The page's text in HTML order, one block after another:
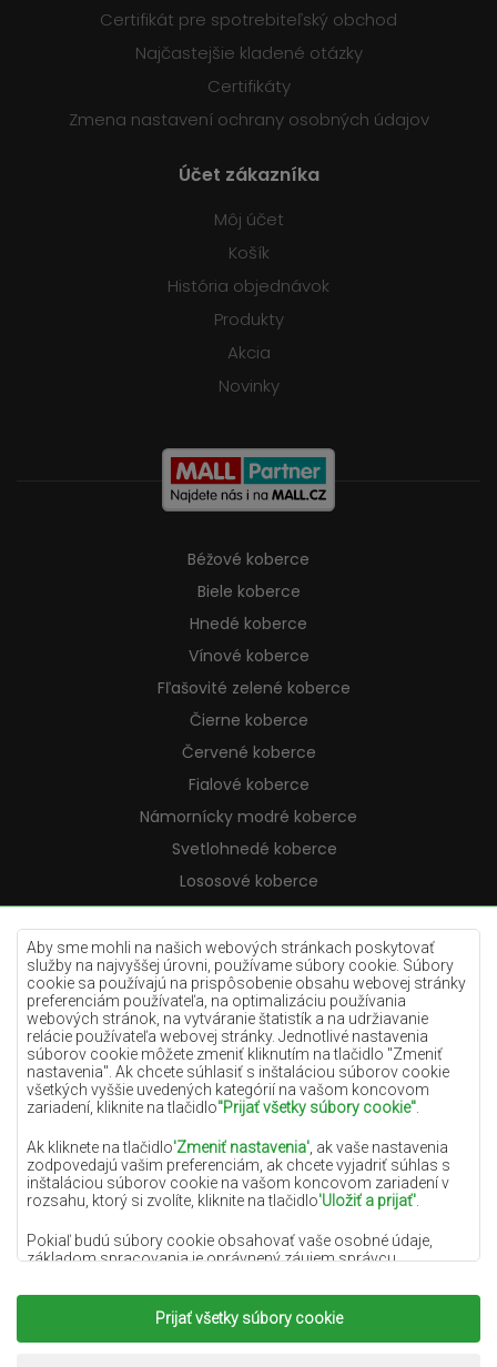
Aby sme mohli na našich webových stránkach poskytovať
služby na najvyššej úrovni, používame súbory cookie. Súbory
cookie sa používajú na prispôsobenie obsahu webovej stránky
preferenciám používateľa, na optimalizáciu používania
webových stránok, na vytváranie štatistík a na udržiavanie
relácie používateľa webovej stránky. Jednotlivé nastavenia
súborov cookie môžete zmeniť kliknutím na tlačidlo "Zmeniť
nastavenia". Ak chcete súhlasiť s inštaláciou súborov cookie
všetkých vyššie uvedených kategórií na vašom koncovom
zariadení, kliknite na tlačidlo"Prijať všetky súbory cookie"
Ak kliknete na tlačidlo'Zmeniť nastavenia' , ak vaše nastavenia
zodpovedajú vašim preferenciám, ak chcete vyjadriť súhlas s
inštaláciou súborov cookie na vašom koncovom zariadení v
rozsahu, ktorý si zvolíte, kliknite na tlačidlo'Uložiť a prijať'
Pokiaľ budú súbory cookie obsahovať vaše osobné údaje,
základom spracovania je oprávnený záujem správcu
podobe poskytovania vysokokvalitných služieb na našej
webovej stránke a marketingových aktivít správcu osobných
údajov a jeho dôveryhodných partnerov.
Prijať všetky súbory cookie
Certifikát pre spotrebiteľský obchod
Najčastejšie kladené otázky
Certifikáty
Zmena nastavení ochrany osobných údajov
Účet zákazníka
Môj účet
Košík
História objednávok
Produkty
Akcia
Novinky
Béžové koberce
Biele koberce
Hnedé koberce
Vínové koberce
Fľašovité zelené koberce
Čierne koberce
Červené koberce
Fialové koberce
Námornícky modré koberce
Svetlohnedé koberce
Lososové koberce
Krémové koberce
Lilac koberce
Žlté koberce
Mätové koberce
Modré koberce
Oranžové koberce
Ružové koberce
Šedé koberce
Terakotové koberce
Zelené koberce
Zlaté koberce
Copyright 2022Koberce Chemex.Všetky práva